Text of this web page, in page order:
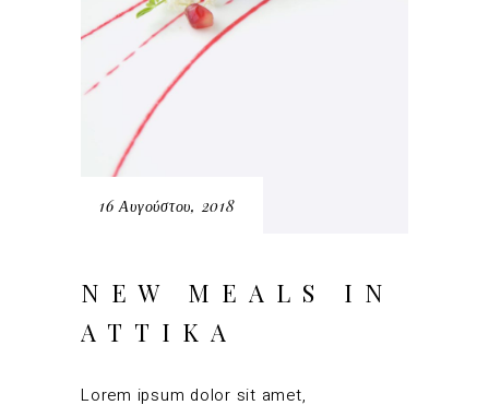
16 Αυγούστου, 2018
NEW MEALS IN
ATTIKA
Lorem ipsum dolor sit amet,